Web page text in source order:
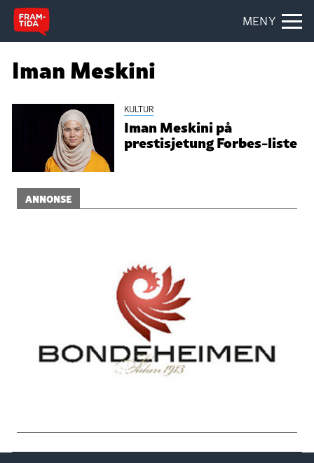
MENY
Iman Meskini
KULTUR
Iman Meskini på
prestisjetung Forbes-liste
ANNONSE